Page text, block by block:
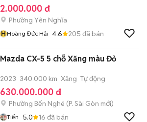
2.000.000 đ
Phường Yên Nghĩa
HHoàng Đức Hải 4.6 205 đã bán
Mazda CX-5 5 chỗ Xăng màu Đỏ
2023 340.000 km Xăng Tự động
630.000.000 đ
Phường Bến Nghé (P. Sài Gòn mới)
Tiến 5.0 16 đã bán